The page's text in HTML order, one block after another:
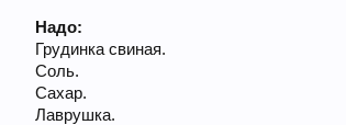
Надо:
Грудинка свиная.
Соль.
Сахар.
Лаврушка.